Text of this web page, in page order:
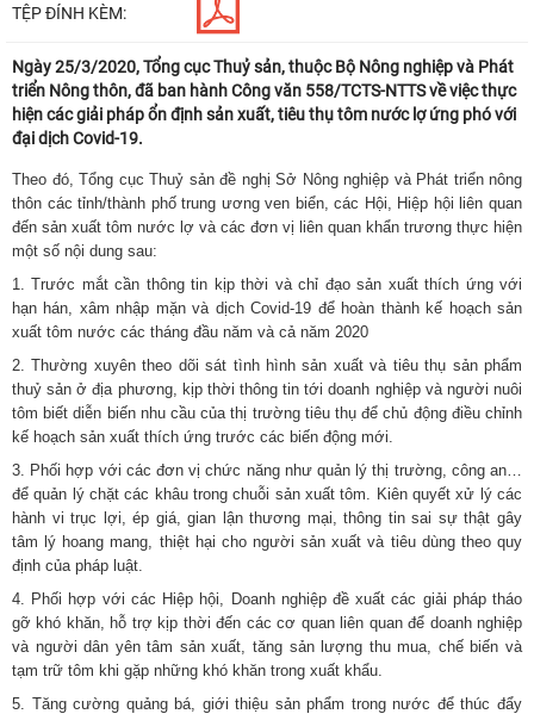
TỆP ĐÍNH KÈM:
Ngày 25/3/2020, Tổng cục Thuỷ sản, thuộc Bộ Nông nghiệp và Phát
triển Nông thôn, đã ban hành Công văn 558/TCTS-NTTS về việc thực
hiện các giải pháp ổn định sản xuất, tiêu thụ tôm nước lợ ứng phó với
đại dịch Covid-19.
Theo đó, Tổng cục Thuỷ sản đề nghị Sở Nông nghiệp và Phát triển nông
thôn các tỉnh/thành phố trung ương ven biển, các Hội, Hiệp hội liên quan
đến sản xuất tôm nước lợ và các đơn vị liên quan khẩn trương thực hiện
một số nội dung sau:
1. Trước mắt cần thông tin kịp thời và chỉ đạo sản xuất thích ứng với
hạn hán, xâm nhập mặn và dịch Covid-19 để hoàn thành kế hoạch sản
xuất tôm nước các tháng đầu năm và cả năm 2020
2. Thường xuyên theo dõi sát tình hình sản xuất và tiêu thụ sản phẩm
thuỷ sản ở địa phương, kịp thời thông tin tới doanh nghiệp và người nuôi
tôm biết diễn biến nhu cầu của thị trường tiêu thụ để chủ động điều chỉnh
kế hoạch sản xuất thích ứng trước các biến động mới.
3. Phối hợp với các đơn vị chức năng như quản lý thị trường, công an…
để quản lý chặt các khâu trong chuỗi sản xuất tôm. Kiên quyết xử lý các
hành vi trục lợi, ép giá, gian lận thương mại, thông tin sai sự thật gây
tâm lý hoang mang, thiệt hại cho người sản xuất và tiêu dùng theo quy
định của pháp luật.
4. Phối hợp với các Hiệp hội, Doanh nghiệp đề xuất các giải pháp tháo
gỡ khó khăn, hỗ trợ kịp thời đến các cơ quan liên quan để doanh nghiệp
và người dân yên tâm sản xuất, tăng sản lượng thu mua, chế biến và
tạm trữ tôm khi gặp những khó khăn trong xuất khẩu.
5. Tăng cường quảng bá, giới thiệu sản phẩm trong nước để thúc đẩy